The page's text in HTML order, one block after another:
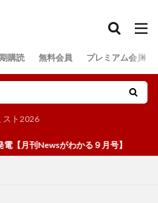
購読 無料会員 プレミアム会員
スト2026
【月刊Newsがわかる９月号】